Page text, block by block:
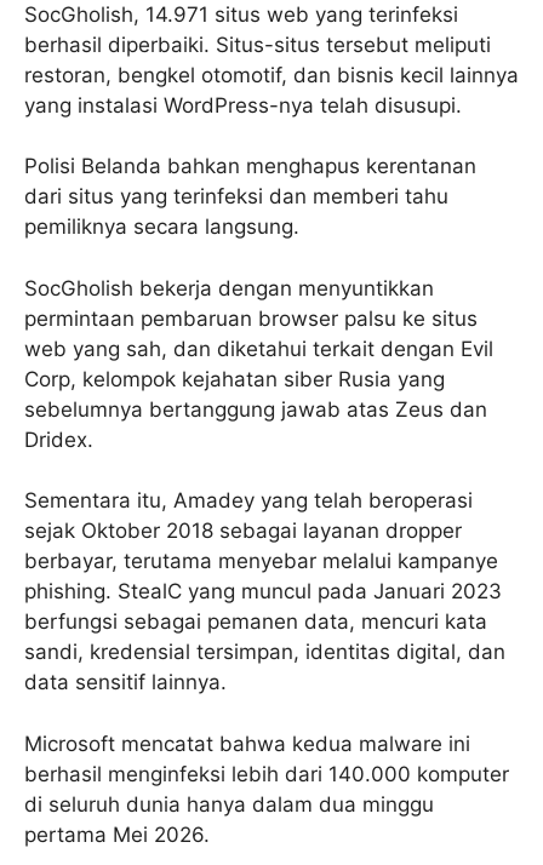
SocGholish, 14.971 situs web yang terinfeksi
berhasil diperbaiki. Situs-situs tersebut meliputi
restoran, bengkel otomotif, dan bisnis kecil lainnya
yang instalasi WordPress-nya telah disusupi.
Polisi Belanda bahkan menghapus kerentanan
dari situs yang terinfeksi dan memberi tahu
pemiliknya secara langsung.
SocGholish bekerja dengan menyuntikkan
permintaan pembaruan browser palsu ke situs
web yang sah, dan diketahui terkait dengan Evil
Corp, kelompok kejahatan siber Rusia yang
sebelumnya bertanggung jawab atas Zeus dan
Dridex.
Sementara itu, Amadey yang telah beroperasi
sejak Oktober 2018 sebagai layanan dropper
berbayar, terutama menyebar melalui kampanye
phishing. StealC yang muncul pada Januari 2023
berfungsi sebagai pemanen data, mencuri kata
sandi, kredensial tersimpan, identitas digital, dan
data sensitif lainnya.
Microsoft mencatat bahwa kedua malware ini
berhasil menginfeksi lebih dari 140.000 komputer
di seluruh dunia hanya dalam dua minggu
pertama Mei 2026.